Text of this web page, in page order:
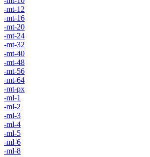
-mt-12
-mt-16
-mt-20
-mt-24
-mt-32
-mt-40
-mt-48
-mt-56
-mt-64
-mt-px
-ml-1
-ml-2
-ml-3
-ml-4
-ml-5
-ml-6
-ml-8